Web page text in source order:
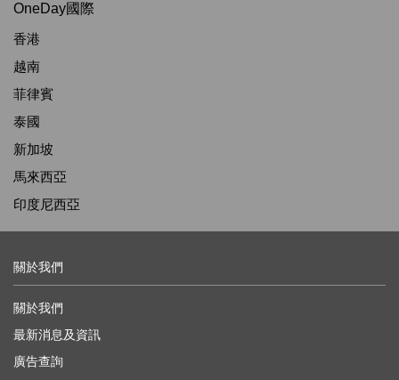
OneDay國際
香港
越南
菲律賓
泰國
新加坡
馬來西亞
印度尼西亞
關於我們
關於我們
最新消息及資訊
廣告查詢